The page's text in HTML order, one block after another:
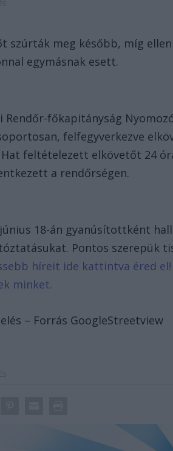
szúrták meg később, míg
egymásnak esett.
főkapitányság
felfegyverkezve
feltételezett elkövetőt 24
a rendőrségen.
18-án gyanúsítottként
Pontos szerepük
híreit ide kattintva éred el!
minket.
– Forrás GoogleStreetview